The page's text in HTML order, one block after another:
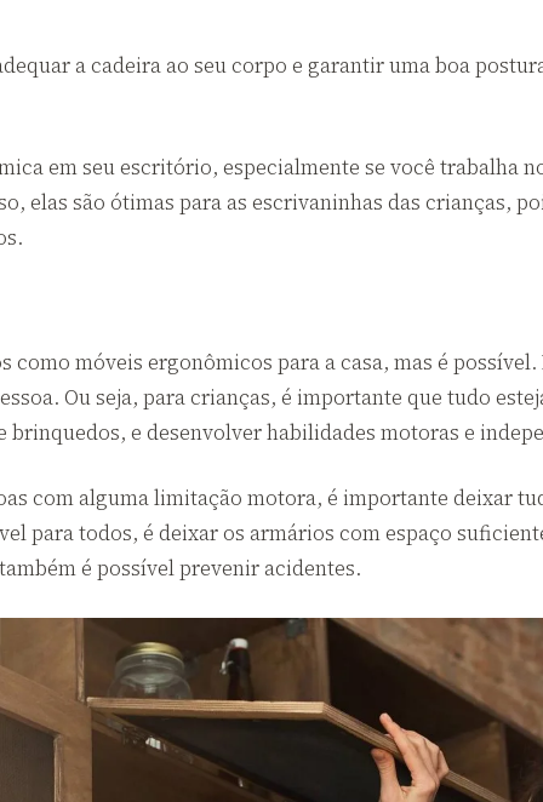
a cadeira ao seu corpo e garantir uma boa
em seu escritório, especialmente se você trabalha
elas são ótimas para as escrivaninhas das crianças,
móveis ergonômicos para a casa, mas é
Ou seja, para crianças, é importante que tudo
brinquedos, e desenvolver habilidades motoras e
com alguma limitação motora, é importante deixar
para todos, é deixar os armários com espaço
é possível prevenir acidentes.